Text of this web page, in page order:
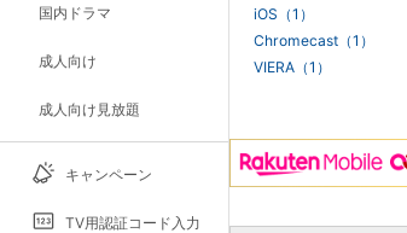
国内ドラマ
成人向け
成人向け見放題
キャンペーン
TV用認証コード入力
iOS（1）
Chromecast（1）
VIERA（1）